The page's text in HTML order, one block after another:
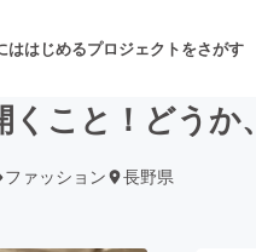
ははじめるプロジェクトをさがす
こと！どうか
ファッション 長野県